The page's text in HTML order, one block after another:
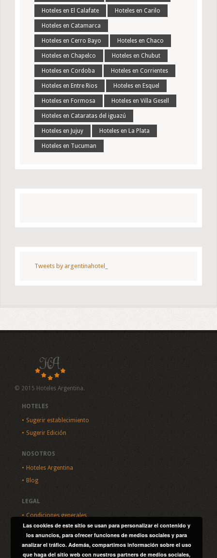
Hoteles en El Calafate Hoteles en Carilo
Hoteles en Catamarca
Hoteles en Cerro Bayo Hoteles en Chaco
Hoteles en Chapelco Hoteles en Chubut
Hoteles en Cordoba Hoteles en Corrientes
Hoteles en Entre Rios Hoteles en Esquel
Hoteles en Formosa Hoteles en Villa Gesell
Hoteles en Cataratas del iguazú
Hoteles en Jujuy Hoteles en La Plata
Hoteles en Tucuman
Tweets by argentinahotel_
© 2015 Hoteles Argentina.
HOTELES
Sugerir establecimiento
Sugerir Edición
NOSOTROS
Hoteles Argentina
Blog
LEGAL
Condiciones generales
Política de privacidad
SITIO
Las cookies de este sitio se usan para personalizar el contenido y
los anuncios, para ofrecer funciones de medios sociales y para
analizar el tráfico. Además, compartimos información sobre el uso
que haga del sitio web con nuestros partners de medios sociales,